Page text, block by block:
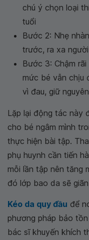
chú ý chọn loại
tuổi
Bước 2: Nhẹ
trước, ra xa
Bước 3: Chậm
mức bé vẫn chịu
vì đau, giữ
Lặp lại động tác này
cho bé ngâm mình
thực hiện bài tập.
phụ huynh cần tiến
mỗi lần tập nên tăng
đó lớp bao da sẽ
Kéo da quy đầu để
phương pháp bảo
bác sĩ khuyến khích